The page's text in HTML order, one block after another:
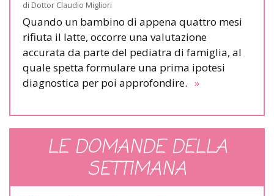
di Dottor Claudio Migliori
Quando un bambino di appena quattro mesi
rifiuta il latte, occorre una valutazione
accurata da parte del pediatra di famiglia, al
quale spetta formulare una prima ipotesi
diagnostica per poi approfondire. »
LE DOMANDE DELLA
SETTIMANA